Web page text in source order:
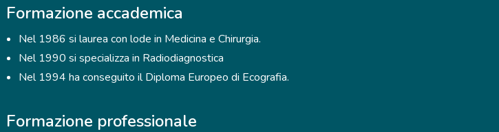
Formazione accademica
Nel 1986 si laurea con lode in Medicina e Chirurgia.
Nel 1990 si specializza in Radiodiagnostica
Nel 1994 ha conseguito il Diploma Europeo di Ecografia.
Formazione professionale